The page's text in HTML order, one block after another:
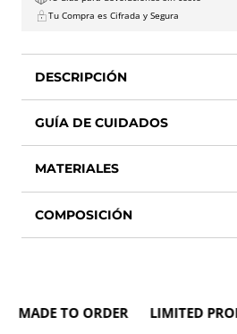
Tu Compra es Cifrada y Segura
DESCRIPCIÓN
GUÍA DE CUIDADOS
MATERIALES
COMPOSICIÓN
TO ORDER LIMITED